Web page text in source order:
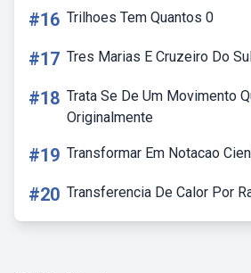
#16 Trilhoes Tem Quantos 0
#17 Tres Marias E Cruzeiro Do
#18 Trata Se De Um Movimento
Originalmente
#19 Transformar Em Notacao
#20 Transferencia De Calor Por